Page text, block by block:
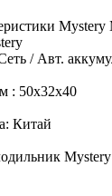
Mystery
/ Авт.
: 50х32х40
Китай